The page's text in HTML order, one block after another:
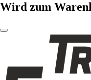
Wird zum